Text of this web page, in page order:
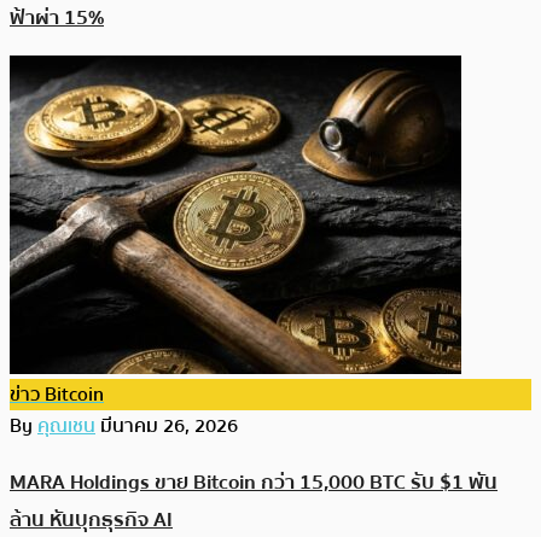
ฟ้าผ่า 15%
ข่าว Bitcoin
Byคุณเชนมีนาคม 26, 2026
MARA Holdings ขาย Bitcoin กว่า 15,000 BTC รับ $1 พัน
ล้าน หันบุกธุรกิจ AI